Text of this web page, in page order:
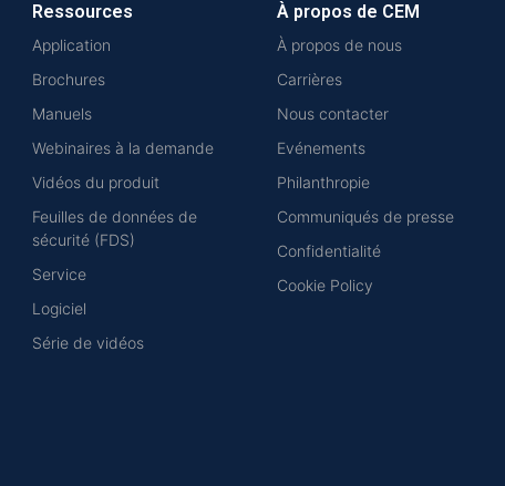
Ressources
Application
Brochures
Manuels
Webinaires à la demande
Vidéos du produit
Feuilles de données de
sécurité (FDS)
Service
Logiciel
Série de vidéos
À propos de CEM
À propos de nous
Carrières
Nous contacter
Evénements
Philanthropie
Communiqués de presse
Confidentialité
Cookie Policy